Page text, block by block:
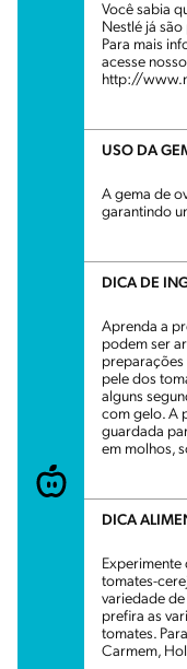
Você sabia
Nestlé já
Para mais
acesse
http://
USO DA
A gema de
garantindo
DICA DE
Aprenda a
podem ser
preparações
pele dos
alguns
com gelo. A
guardada
em molhos,
DICA
tomates-
variedade
prefira as
tomates.
Carmem,